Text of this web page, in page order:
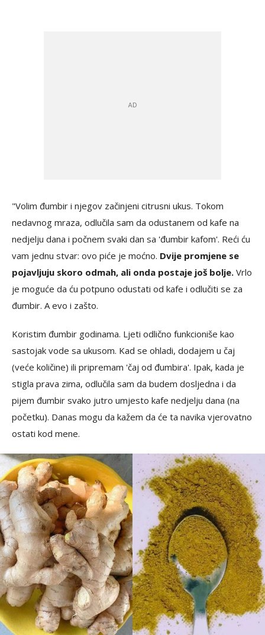
"Volim đumbir i njegov začinjeni citrusni ukus. Tokom
nedavnog mraza, odlučila sam da odustanem od kafe na
nedjelju dana i počnem svaki dan sa 'đumbir kafom'. Reći ću
vam jednu stvar: ovo piće je moćno. Dvije promjene se
pojavljuju skoro odmah, ali onda postaje još bolje. Vrlo
je moguće da ću potpuno odustati od kafe i odlučiti se za
đumbir. A evo i zašto.
Koristim đumbir godinama. Ljeti odlično funkcioniše kao
sastojak vode sa ukusom. Kad se ohladi, dodajem u čaj
(veće količine) ili pripremam 'čaj od đumbira'. Ipak, kada je
stigla prava zima, odlučila sam da budem dosljedna i da
pijem đumbir svako jutro umjesto kafe nedjelju dana (na
početku). Danas mogu da kažem da će ta navika vjerovatno
ostati kod mene.